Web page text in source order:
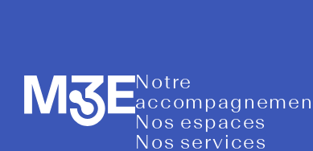
Notre
Nos espaces
Nos services